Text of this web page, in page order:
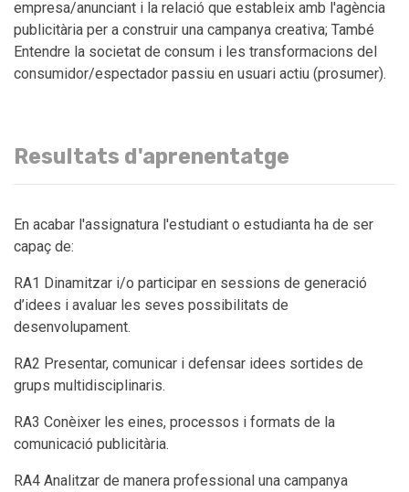
empresa/anunciant i la relació que estableix amb l'agència
publicitària per a construir una campanya creativa; També
Entendre la societat de consum i les transformacions del
consumidor/espectador passiu en usuari actiu (prosumer).
Resultats d'aprenentatge
En acabar l'assignatura l'estudiant o estudianta ha de ser
capaç de:
RA1 Dinamitzar i/o participar en sessions de generació
d’idees i avaluar les seves possibilitats de
desenvolupament.
RA2 Presentar, comunicar i defensar idees sortides de
grups multidisciplinaris.
RA3 Conèixer les eines, processos i formats de la
comunicació publicitària.
RA4 Analitzar de manera professional una campanya